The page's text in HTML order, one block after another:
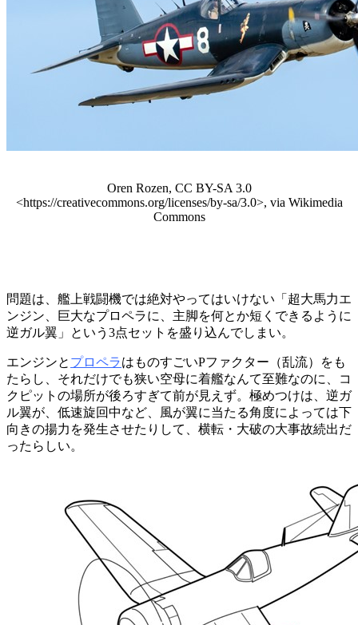
Oren Rozen, CC BY-SA 3.0
<https://creativecommons.org/licenses/by-sa/3.0>, via Wikimedia
Commons
問題は、艦上戦闘機では絶対やってはいけない「超大馬力エ
ンジン、巨大なプロペラに、主脚を何とか短くできるように
逆ガル翼」という3点セットを盛り込んでしまい。
エンジンと プロペラはものすごいPファクター（乱流）をも
たらし、それだけでも狭い空母に着艦なんて至難なのに、コ
クピットの場所が後ろすぎて前が見えず。極めつけは、逆ガ
ル翼が、低速旋回中など、風が翼に当たる角度によっては下
向きの揚力を発生させたりして、横転・大破の大事故続出だ
ったらしい。